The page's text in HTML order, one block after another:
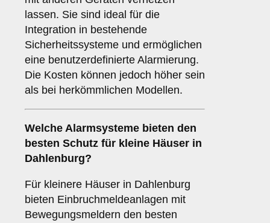
lassen. Sie sind ideal für die
Integration in bestehende
Sicherheitssysteme und ermöglichen
eine benutzerdefinierte Alarmierung.
Die Kosten können jedoch höher sein
als bei herkömmlichen Modellen.
Welche Alarmsysteme bieten den
besten Schutz für kleine Häuser in
Dahlenburg?
Für kleinere Häuser in Dahlenburg
bieten Einbruchmeldeanlagen mit
Bewegungsmeldern den besten